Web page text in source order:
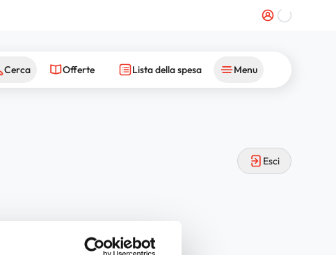
Cerca Offerte Lista della spesa Menu
Esci